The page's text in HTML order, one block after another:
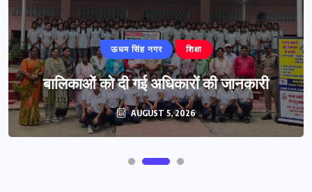
ऊधम सिंह नगर शिक्षा
बालिकाओं को दी गई अधिकारों की जानकारी
AUGUST 5, 2026